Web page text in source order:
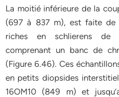
La moitié inférieure de la
(697 à 837 m), est faite de
riches en schlierens de
comprenant un banc de
(Figure 6.46). Ces
en petits diopsides
16OM10 (849 m) et